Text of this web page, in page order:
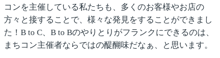
コンを主催している私たちも、多くのお客様やお店の
方々と接することで、様々な発見をすることができまし
た！B to C、B to Bのやりとりがフランクにできるのは、
まちコン主催者ならではの醍醐味だなぁ、と思います。